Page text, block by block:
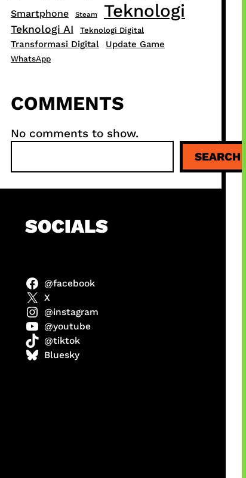
Smartphone Steam Teknologi
Teknologi AI Teknologi Digital
Transformasi Digital Update Game
WhatsApp
COMMENTS
No comments to show.
a
r
SEARCH
SOCIALS
@facebook
X
@instagram
@youtube
@tiktok
Bluesky